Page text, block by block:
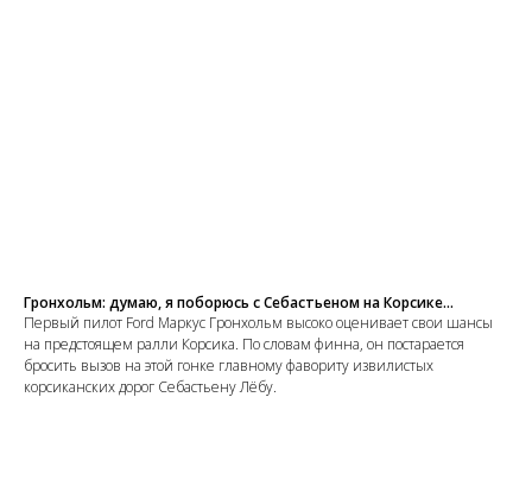
Гронхольм: думаю, я поборюсь с Себастьеном на Корсике...
Первый пилот Ford Маркус Гронхольм высоко оценивает свои шансы
на предстоящем ралли Корсика. По словам финна, он постарается
бросить вызов на этой гонке главному фавориту извилистых
корсиканских дорог Себастьену Лёбу.